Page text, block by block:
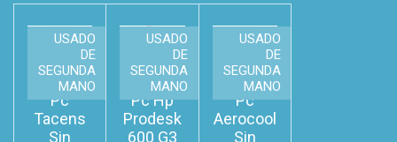
USADO
DE
SEGUNDA
MANO
Pc
Tacens
Sin
USADO
DE
SEGUNDA
MANO
Pc Hp
Prodesk
600 G3
USADO
DE
SEGUNDA
MANO
Pc
Aerocool
Sin